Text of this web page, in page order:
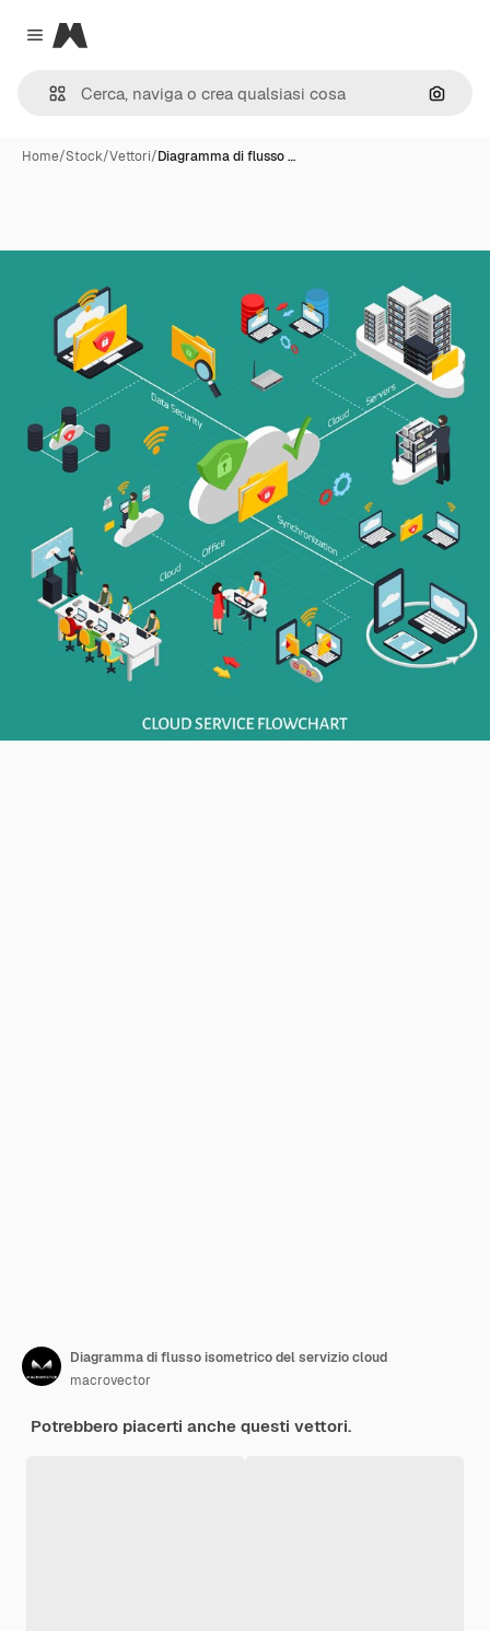
Close menu
Magnific
Cerca
Home/Stock/Vettori/Diagramma di flusso …
Diagramma di flusso isometrico del servizio cloud
macrovector
Potrebbero piacerti anche questi vettori.